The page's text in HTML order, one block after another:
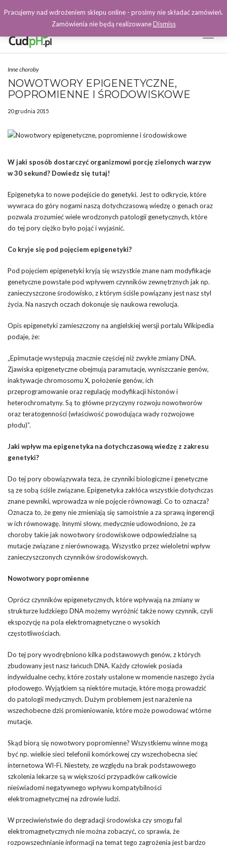
Facebook
Inne choroby
NOWOTWORY EPIGENETYCZNE,
POPROMIENNE I ŚRODOWISKOWE
20 grudnia 2015
W jaki sposób dostarczyć organizmowi porcję zielonych warzyw
w 30 sekund? Dowiedz się tutaj!
Epigenetyka to nowe podejście do genetyki. Jest to odkrycie, które
wywraca do góry nogami naszą dotychczasową wiedzę o genach oraz
pozwala zrozumieć wiele wrodzonych patologii genetycznych, które
do tej pory ciężko było pojąć i wyjaśnić.
Co kryje się pod pojęciem epigenetyki?
Pod pojęciem epigenetyki kryją się wszystkie znane nam modyfikacje
genetyczne powstałe pod wpływem czynników zewnętrznych jak np.
zanieczyszczone środowisko, z którym ściśle powiązany jest nasz styl
życia. Na naszych oczach dokonuje się naukowa rewolucja.
Opis epigenetyki zamieszczony na angielskiej wersji portalu Wikipedia
podaje, że:
„Epimutacje występują znacznie częściej niż zwykłe zmiany DNA.
Zjawiska epigenetyczne obejmują paramutacje, wyniszczanie genów,
inaktywacje chromosomu X, położenie genów, ich
przeprogramowanie oraz regulację modyfikacji histonów i
heterochromatyny. Są to główne przyczyny rozwoju nowotworów
oraz teratogenności (właściwość powodująca wady rozwojowe
płodu)”.
Jaki wpływ ma epigenetyka na dotychczasową wiedzę z zakresu
genetyki?
Do tej pory obowiązywała teza, że czynniki biologiczne i genetyczne
są ze sobą ściśle związane. Epigenetyka zakłóca wszystkie dotychczas
znane pewniki, wprowadza w nie pojęcie równowagi. Co to oznacza?
Oznacza to, że geny nie zmieniają się samoistnie a za sprawą ingerencji
w ich równowagę. Innymi słowy, medycznie udowodniono, że za
choroby takie jak nowotwory środowiskowe odpowiedzialne są
mutacje związane z nierównowagą. Wszystko przez wieloletni wpływ
zanieczyszczonych czynników środowiskowych.
Nowotwory popromienne
Oprócz czynników epigenetycznych, które wpływają na zmiany w
strukturze ludzkiego DNA możemy wyróżnić także nowy czynnik, czyli
ekspozycję na pola elektromagnetyczne o wysokich
częstotliwościach.
Do tej pory wyodrębniono kilka podstawowych genów, z których
zbudowany jest nasz łańcuch DNA. Każdy człowiek posiada
indywidualne cechy, które zostały ustalone w momencie naszego życia
płodowego. Wyjątkiem są niektóre mutacje, które mogą prowadzić
do patologii medycznych. Dużym problemem jest narażenie na
wszechobecne dziś promieniowanie, które może powodować wtórne
mutacje.
Skąd biorą się nowotwory popromienne? Wszystkiemu winne mogą
być np. wielkie sieci telefonii komórkowej czy wszechobecna sieć
internetowa WI-Fi. Niestety, ze względu na brak podstawowego
szkolenia lekarze są w większości przypadków całkowicie
nieświadomi negatywnego wpływu kompatybilności
elektromagnetycznej na zdrowie ludzi.
W przeciwieństwie do degradacji środowiska czy smogu fal
elektromagnetycznych nie można zobaczyć, co sprawia, że
rozpowszechnianie informacji na temat tego zagrożenia jest bardzo
Pracujemy nad wdrożeniem sklepu online - prosimy nie składać zamówień.
Zamówienia nie będą realizowaneDismiss